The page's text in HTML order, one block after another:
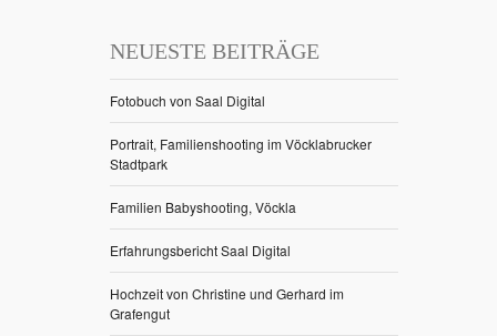
NEUESTE BEITRÄGE
Fotobuch von Saal Digital
Portrait, Familienshooting im Vöcklabrucker
Stadtpark
Familien Babyshooting, Vöckla
Erfahrungsbericht Saal Digital
Hochzeit von Christine und Gerhard im
Grafengut